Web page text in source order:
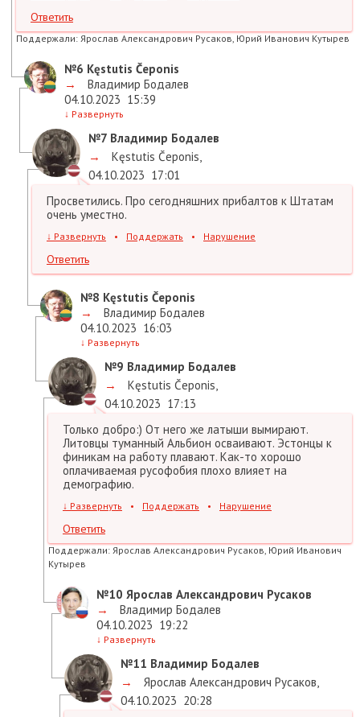
Ответить
Поддержали: Ярослав Александрович Русаков, Юрий Иванович Кутырев
№6 Kęstutis Čeponis
→
Владимир Бодалев
04.10.2023 15:39
↓ Развернуть
№7 Владимир Бодалев
→
Kęstutis Čeponis
04.10.2023 17:01
Просветились. Про сегодняшних прибалтов к Штатам
очень уместно.
↓ Развернуть • Поддержать • Нарушение
Ответить
№8 Kęstutis Čeponis
→
Владимир Бодалев
04.10.2023 16:03
↓ Развернуть
№9 Владимир Бодалев
→
Kęstutis Čeponis
04.10.2023 17:13
Только добро:) От него же латыши вымирают.
Литовцы туманный Альбион осваивают. Эстонцы к
финикам на работу плавают. Как-то хорошо
оплачиваемая русофобия плохо влияет на
демографию.
↓ Развернуть • Поддержать • Нарушение
Ответить
Поддержали: Ярослав Александрович Русаков, Юрий Иванович
Кутырев
№10 Ярослав Александрович Русаков
→
Владимир Бодалев
04.10.2023 19:22
↓ Развернуть
№11 Владимир Бодалев
→
Ярослав Александрович Русаков
04.10.2023 20:28